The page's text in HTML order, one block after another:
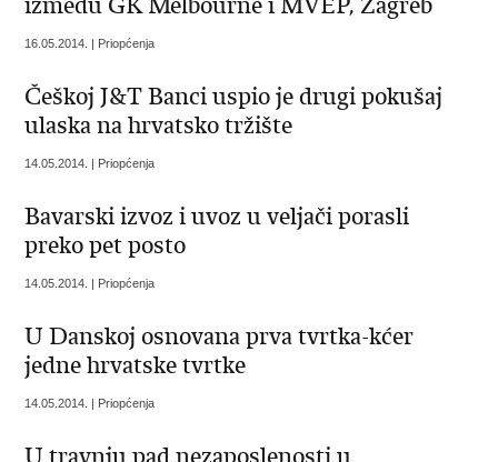
16.05.2014. | Priopćenja
Češkoj J&T Banci uspio je drugi pokušaj
ulaska na hrvatsko tržište
14.05.2014. | Priopćenja
Bavarski izvoz i uvoz u veljači porasli
preko pet posto
14.05.2014. | Priopćenja
U Danskoj osnovana prva tvrtka-kćer
jedne hrvatske tvrtke
14.05.2014. | Priopćenja